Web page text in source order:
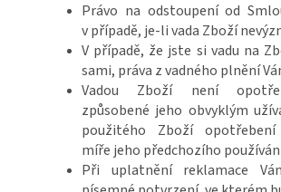
Právo na odstoupení od
v případě, je-li vada Zboží
V případě, že jste si vadu na
sami, práva z vadného plnění
Vadou Zboží není
způsobené jeho obvyklým
použitého Zboží opotřebení
míře jeho předchozího
Při uplatnění reklamace